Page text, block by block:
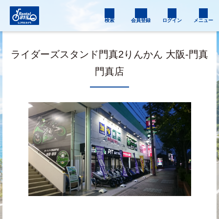
検索 会員登録 ログイン メニュー
ライダーズスタンド門真2りんかん 大阪-門真
門真店